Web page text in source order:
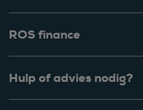
ROS finance
Hulp of advies nodig?